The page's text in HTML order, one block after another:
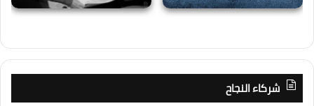
شركاء النجاح